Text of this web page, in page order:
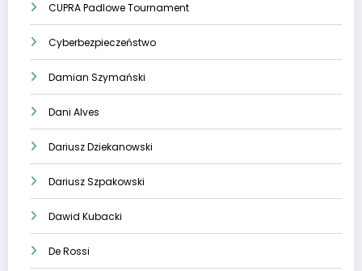
CUPRA Padlowe Tournament
Cyberbezpieczeństwo
Damian Szymański
Dani Alves
Dariusz Dziekanowski
Dariusz Szpakowski
Dawid Kubacki
De Rossi